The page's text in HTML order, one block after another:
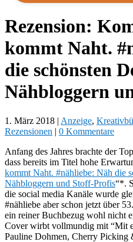
Rezension:
kommt Naht.
die schönsten
Nähbloggern
1. März 2018 | Anzeige,
Rezensionen | 0 Kommentare
Anfang des Jahres brachte der
dass bereits im Titel hohe
kommt Naht. #nähliebe: Näh die
Nähbloggern und Stoff-Profis“*.
die social media Kanäle wurde
#nähliebe aber schon jetzt über
ein reiner Buchbezug wohl nicht
Cover wirbt vollmundig mit “Mit
Pauline Dohmen, Cherry Picking